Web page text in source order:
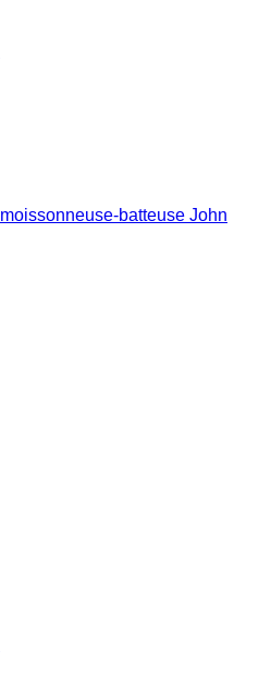
moissonneuse-batteuse John